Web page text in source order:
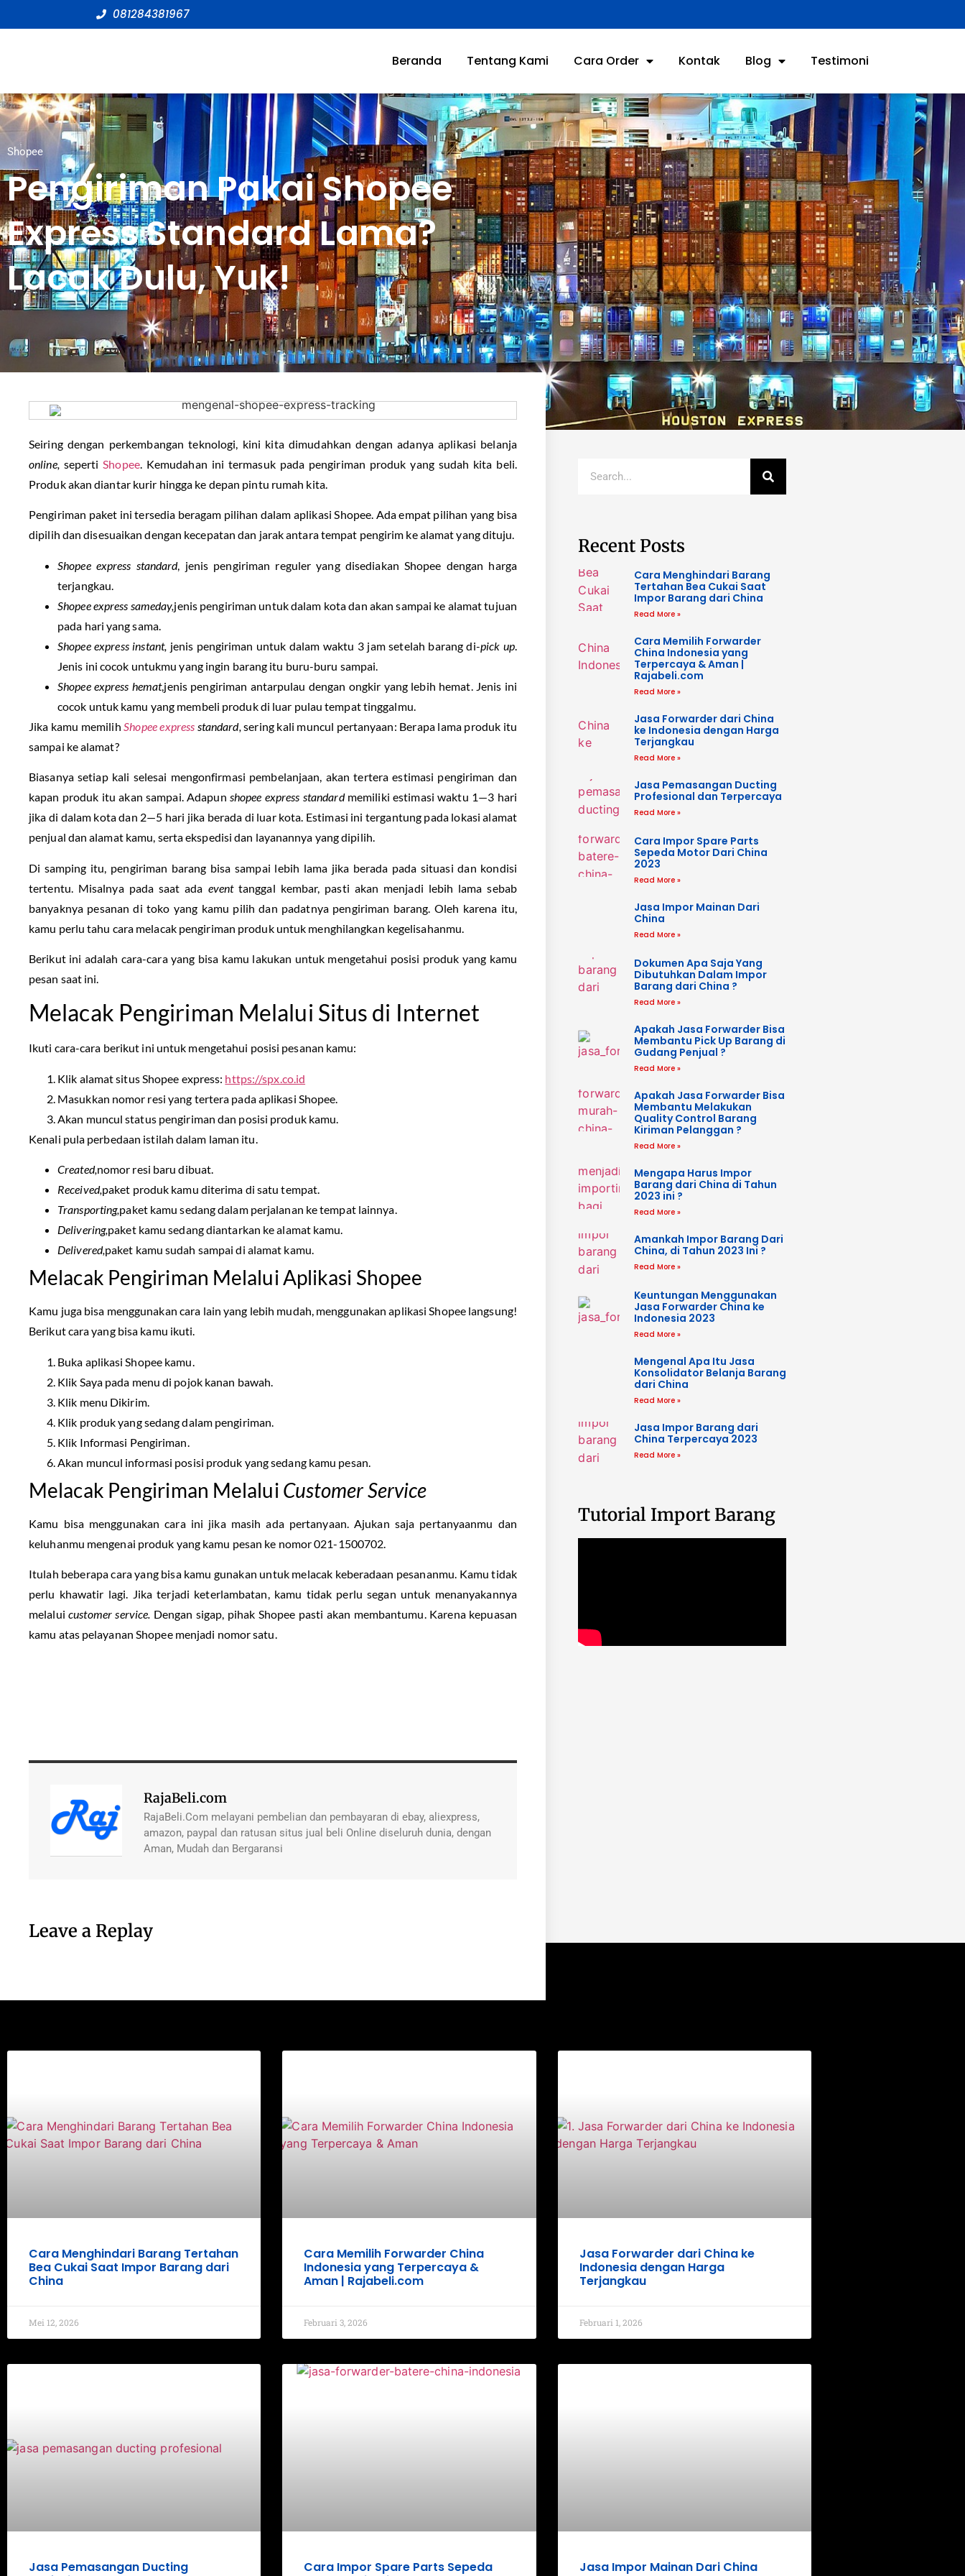
081284381967
Beranda Tentang Kami Cara Order Kontak Blog Testimoni
Shopee
Pengiriman Pakai Shopee
Express Standard Lama?
Lacak Dulu, Yuk!
Seiring dengan perkembangan teknologi, kini kita dimudahkan dengan adanya aplikasi belanja
online, sepertiShopee. Kemudahan ini termasuk pada pengiriman produk yang sudah kita beli.
Produk akan diantar kurir hingga ke depan pintu rumah kita.
Pengiriman paket ini tersedia beragam pilihan dalam aplikasi Shopee. Ada empat pilihan yang bisa
dipilih dan disesuaikan dengan kecepatan dan jarak antara tempat pengirim ke alamat yang dituju.
Shopee express standard, jenis pengiriman reguler yang disediakan Shopee dengan harga
terjangkau.
Shopee express sameday,jenis pengiriman untuk dalam kota dan akan sampai ke alamat tujuan
pada hari yang sama.
Shopee express instant, jenis pengiriman untuk dalam waktu 3 jam setelah barang di-pick up.
Jenis ini cocok untukmu yang ingin barang itu buru-buru sampai.
Shopee express hemat,jenis pengiriman antarpulau dengan ongkir yang lebih hemat. Jenis ini
cocok untuk kamu yang membeli produk di luar pulau tempat tinggalmu.
Jika kamu memilih Shopee express standard,sering kali muncul pertanyaan: Berapa lama produk itu
sampai ke alamat?
Biasanya setiap kali selesai mengonfirmasi pembelanjaan, akan tertera estimasi pengiriman dan
kapan produk itu akan sampai. Adapun shopee express standard memiliki estimasi waktu 1—3 hari
jika di dalam kota dan 2—5 hari jika berada di luar kota. Estimasi ini tergantung pada lokasi alamat
penjual dan alamat kamu, serta ekspedisi dan layanannya yang dipilih.
Di samping itu, pengiriman barang bisa sampai lebih lama jika berada pada situasi dan kondisi
tertentu. Misalnya pada saat ada event tanggal kembar, pasti akan menjadi lebih lama sebab
banyaknya pesanan di toko yang kamu pilih dan padatnya pengiriman barang. Oleh karena itu,
kamu perlu tahu cara melacak pengiriman produk untuk menghilangkan kegelisahanmu.
Berikut ini adalah cara-cara yang bisa kamu lakukan untuk mengetahui posisi produk yang kamu
pesan saat ini.
Melacak Pengiriman Melalui Situs di Internet
Ikuti cara-cara berikut ini untuk mengetahui posisi pesanan kamu:
Klik alamat situs Shopee express: https://spx.co.id
Masukkan nomor resi yang tertera pada aplikasi Shopee.
Akan muncul status pengiriman dan posisi produk kamu.
Kenali pula perbedaan istilah dalam laman itu.
Created,nomor resi baru dibuat.
Received,paket produk kamu diterima di satu tempat.
Transporting,paket kamu sedang dalam perjalanan ke tempat lainnya.
Delivering,paket kamu sedang diantarkan ke alamat kamu.
Delivered,paket kamu sudah sampai di alamat kamu.
Melacak Pengiriman Melalui Aplikasi Shopee
Kamu juga bisa menggunakan cara lain yang lebih mudah, menggunakan aplikasi Shopee langsung!
Berikut cara yang bisa kamu ikuti.
Buka aplikasi Shopee kamu.
Klik Saya pada menu di pojok kanan bawah.
Klik menu Dikirim.
Klik produk yang sedang dalam pengiriman.
Klik Informasi Pengiriman.
Akan muncul informasi posisi produk yang sedang kamu pesan.
Melacak Pengiriman Melalui Customer Service
Kamu bisa menggunakan cara ini jika masih ada pertanyaan. Ajukan saja pertanyaanmu dan
keluhanmu mengenai produk yang kamu pesan ke nomor 021-1500702.
Itulah beberapa cara yang bisa kamu gunakan untuk melacak keberadaan pesananmu. Kamu tidak
perlu khawatir lagi. Jika terjadi keterlambatan, kamu tidak perlu segan untuk menanyakannya
melaluicustomer service. Dengan sigap, pihak Shopee pasti akan membantumu. Karena kepuasan
kamu atas pelayanan Shopee menjadi nomor satu.
RajaBeli.com
RajaBeli.Com melayani pembelian dan pembayaran di ebay, aliexpress,
amazon, paypal dan ratusan situs jual beli Online diseluruh dunia, dengan
Aman, Mudah dan Bergaransi
Leave a Replay
Recent Posts
Cara Menghindari Barang
Tertahan Bea Cukai Saat
Impor Barang dari China
Read More »
Cara Memilih Forwarder
China Indonesia yang
Terpercaya & Aman |
Rajabeli.com
Read More »
Jasa Forwarder dari China
ke Indonesia dengan Harga
Terjangkau
Read More »
Jasa Pemasangan Ducting
Profesional dan Terpercaya
Read More »
Cara Impor Spare Parts
Sepeda Motor Dari China
2023
Read More »
Jasa Impor Mainan Dari
China
Read More »
Dokumen Apa Saja Yang
Dibutuhkan Dalam Impor
Barang dari China ?
Read More »
Apakah Jasa Forwarder Bisa
Membantu Pick Up Barang di
Gudang Penjual ?
Read More »
Apakah Jasa Forwarder Bisa
Membantu Melakukan
Quality Control Barang
Kiriman Pelanggan ?
Read More »
Mengapa Harus Impor
Barang dari China di Tahun
2023 ini ?
Read More »
Amankah Impor Barang Dari
China, di Tahun 2023 Ini ?
Read More »
Keuntungan Menggunakan
Jasa Forwarder China ke
Indonesia 2023
Read More »
Mengenal Apa Itu Jasa
Konsolidator Belanja Barang
dari China
Read More »
Jasa Impor Barang dari
China Terpercaya 2023
Read More »
Tutorial Import Barang
Cara Menghindari Barang Tertahan
Bea Cukai Saat Impor Barang dari
China
Mei 12, 2026
Cara Memilih Forwarder China
Indonesia yang Terpercaya &
Aman | Rajabeli.com
Februari 3, 2026
Jasa Forwarder dari China ke
Indonesia dengan Harga
Terjangkau
Februari 1, 2026
Jasa Pemasangan Ducting
Cara Impor Spare Parts Sepeda
Jasa Impor Mainan Dari China